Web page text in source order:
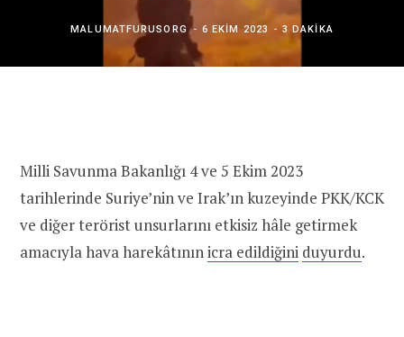
MALUMATFURUSORG 6 EKIM 2023 3 DAKIKA
Milli Savunma Bakanlığı 4 ve 5 Ekim 2023
tarihlerinde Suriye’nin ve Irak’ın kuzeyinde PKK/KCK
ve diğer terörist unsurlarını etkisiz hâle getirmek
amacıyla hava harekâtınınicra edildiğini duyurdu.